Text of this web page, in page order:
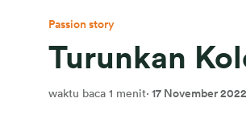
Passion story
Turunkan
waktu baca 1 menit· 17 November 2022